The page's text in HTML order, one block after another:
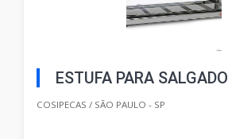
ESTUFA PARA SALGADO
COSIPECAS / SÃO PAULO - SP